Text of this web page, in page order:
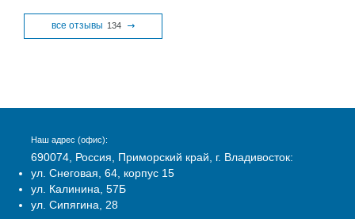
все отзывы 134
Наш адрес (офис):
690074, Россия, Приморский край, г. Владивосток:
ул. Снеговая, 64, корпус 15
ул. Калинина, 57Б
ул. Сипягина, 28